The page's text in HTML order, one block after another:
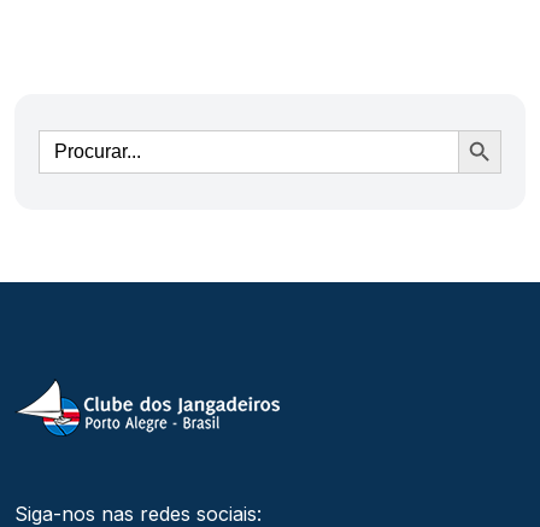
Ir
Siga-nos nas redes sociais: